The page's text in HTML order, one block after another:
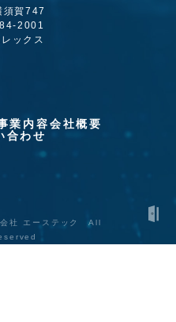
賀747
2001
ックス
業内容会社概要
合わせ
社 エーステック All